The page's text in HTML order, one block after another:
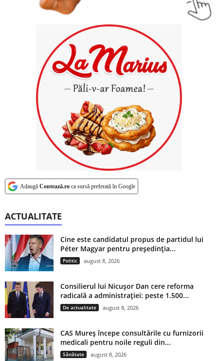
Adaugă Contează.ro ca sursă preferată în Google
ACTUALITATE
Cine este candidatul propus de partidul lui
Péter Magyar pentru președinția...
Politic august 8, 2026
Consilierul lui Nicușor Dan cere reforma
radicală a administrației: peste 1.500...
De actualitate august 8, 2026
CAS Mureș începe consultările cu furnizorii
medicali pentru noile reguli din...
Sănătate august 8, 2026